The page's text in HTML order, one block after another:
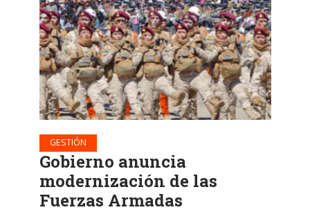
GESTIÓN
Gobierno anuncia
modernización de las
Fuerzas Armadas